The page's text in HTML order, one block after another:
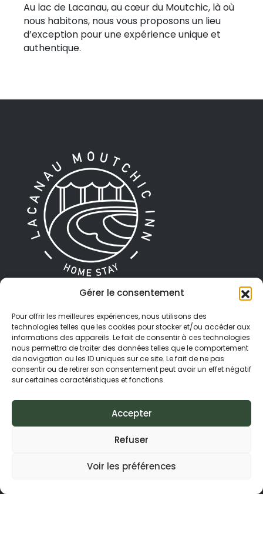
Gérer le consentement
Pour offrir les meilleures expériences, nous utilisons des
technologies telles que les cookies pour stocker et/ou accéder aux
informations des appareils. Le fait de consentir à ces technologies
nous permettra de traiter des données telles que le comportement
de navigation ou les ID uniques sur ce site. Le fait de ne pas
consentir ou de retirer son consentement peut avoir un effet négatif
sur certaines caractéristiques et fonctions.
Accepter
Refuser
Voir les préférences
Au lac de Lacanau, au cœur du Moutchic, là où
nous habitons, nous vous proposons un lieu
d’exception pour une expérience unique et
authentique.
immersion totale dans la nature.
paysager entièrement crée par Sylvain.
Moutchic Inn est bien plus qu’un hébergement.
C’est une véritable invitation à se reconnecter
à la nature, à profiter des plaisirs simples et à
partager des moments uniques dans un cadre
préservé.
Des lodges en bois, au
design ‘containers’
Nos lodges, au design rappelant des
conçus en bois, leur conférant une touche
originale et authentique.
Leur couleur noire traditionnelle se fond
harmonieusement dans la nature
environnante.
Pour soutenir l’artisanat local, nous avons fait
appel à des artisans de Lacanau et ainsi
privilégier une démarche de consommation
Un emplacement idéal
Moutchic Loisirs & Moutchic'Inn proposent
écoresponsables et séminaires aventure entre
lac et océan, à Lacanau. Une parenthèse
authentique et sur-mesure, à moins d'une heure
de Bordeaux.
NOS ACTIVITÉS
Vélos
Stand-up paddles